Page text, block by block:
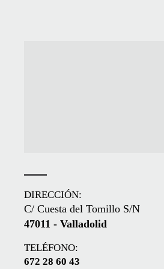
DIRECCIÓN:
C/ Cuesta del Tomillo S/N
47011 - Valladolid
TELÉFONO:
672 28 60 43